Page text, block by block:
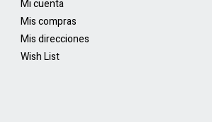
Mi cuenta
Mis compras
Mis direcciones
Wish List